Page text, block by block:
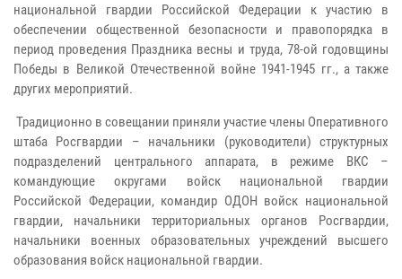
национальной гвардии Российской Федерации к участию в
обеспечении общественной безопасности и правопорядка в
период проведения Праздника весны и труда, 78-ой годовщины
Победы в Великой Отечественной войне 1941-1945 гг., а также
других мероприятий.
Традиционно в совещании приняли участие члены Оперативного
штаба Росгвардии – начальники (руководители) структурных
подразделений центрального аппарата, в режиме ВКС –
командующие округами войск национальной гвардии
Российской Федерации, командир ОДОН войск национальной
гвардии, начальники территориальных органов Росгвардии,
начальники военных образовательных учреждений высшего
образования войск национальной гвардии.